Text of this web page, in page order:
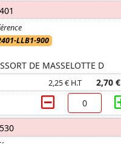
LLB1-900
DE MASSELOTTE D
2,25 € H.T 2,70 €